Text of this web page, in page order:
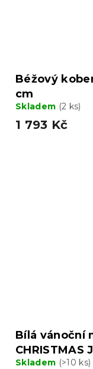
Béžový
cm
Skladem (2 ks)
1 793 Kč
Bílá vánoční
CHRISTMAS
Skladem (>10 ks)